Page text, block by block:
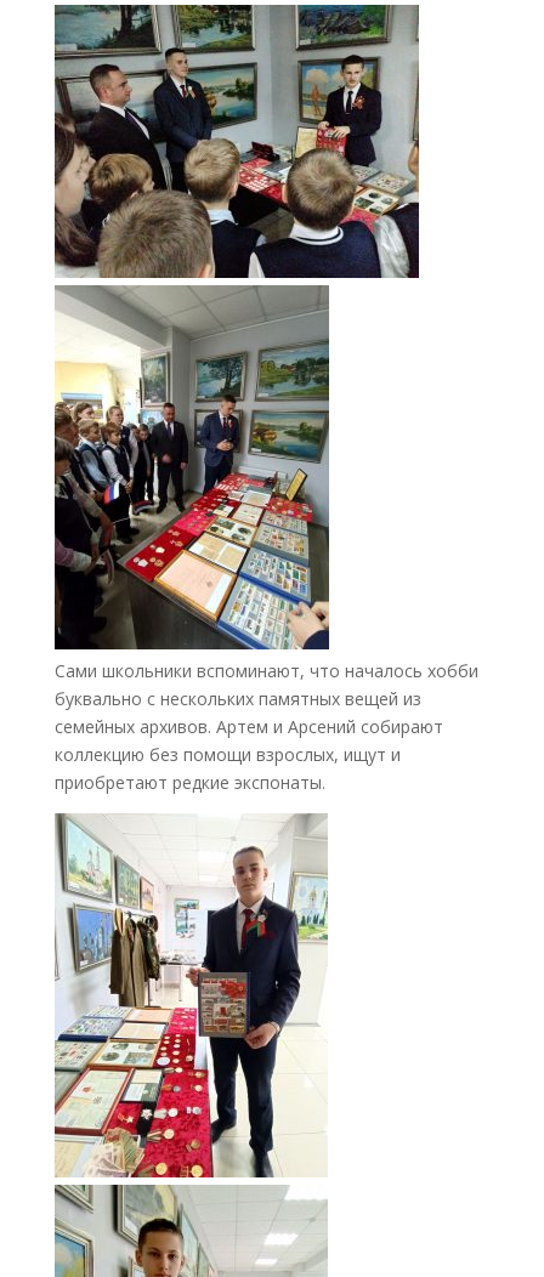
Сами школьники вспоминают, что началось хобби
буквально с нескольких памятных вещей из
семейных архивов. Артем и Арсений собирают
коллекцию без помощи взрослых, ищут и
приобретают редкие экспонаты.